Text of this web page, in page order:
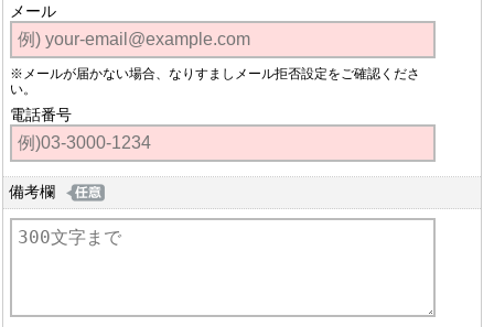
メール
※メールが届かない場合、なりすましメール拒否設定をご確認くださ
い。
電話番号
備考欄